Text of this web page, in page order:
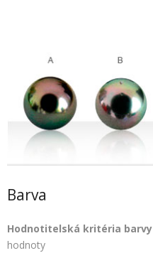
Barva
Hodnotitelská kritéria barvy
hodnoty